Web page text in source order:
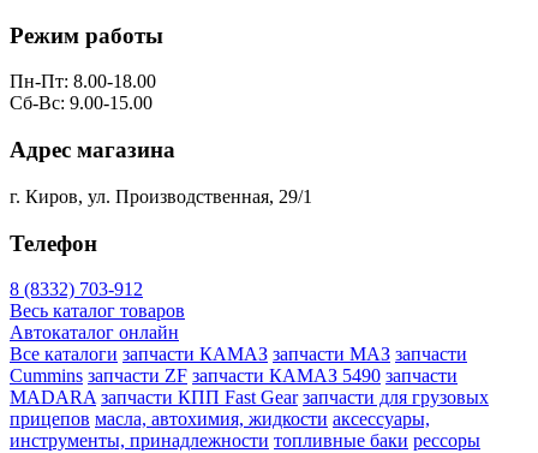
Режим работы
Пн-Пт: 8.00-18.00
Сб-Вс: 9.00-15.00
Адрес магазина
г. Киров, ул. Производственная, 29/1
Телефон
8 (8332) 703-912
Весь каталог товаров
Автокаталог онлайн
Все каталоги запчасти КАМАЗ запчасти МАЗ запчасти
Cummins запчасти ZF запчасти КАМАЗ 5490 запчасти
MADARA запчасти КПП Fast Gear запчасти для грузовых
прицепов масла, автохимия, жидкости аксессуары,
инструменты, принадлежности топливные баки рессоры